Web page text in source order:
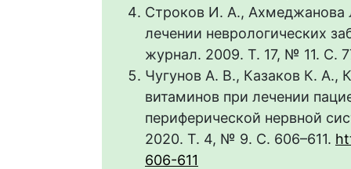
Строков И. А., Ахмеджанова
лечении неврологических
журнал. 2009. Т. 17, № 11. С.
Чугунов А. В., Казаков К. А.,
витаминов при лечении
периферической нервной
2020. Т. 4, № 9. С. 606–611.
606-611